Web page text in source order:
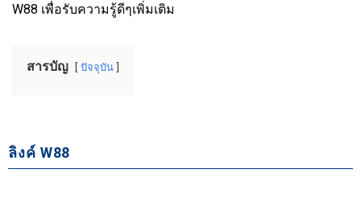
W88 เพื่อรับความรู้ดีๆเพิ่มเติม
สารบัญ ปัจจุบัน
ลิงค์ W88